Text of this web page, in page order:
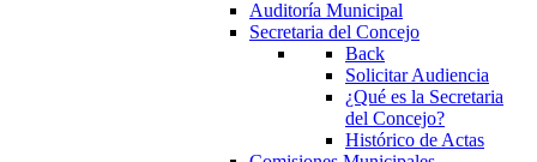
Auditoría Municipal
Secretaria del Concejo
Back
Solicitar Audiencia
¿Qué es la Secretaria
del Concejo?
Histórico de Actas